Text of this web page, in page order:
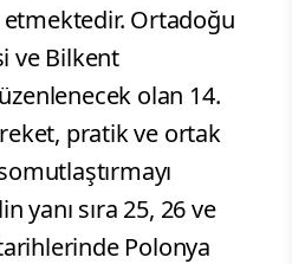
Ortadoğu
ve Bilkent
olan 14.
pratik ve ortak
yanı sıra 25, 26 ve
Polonya